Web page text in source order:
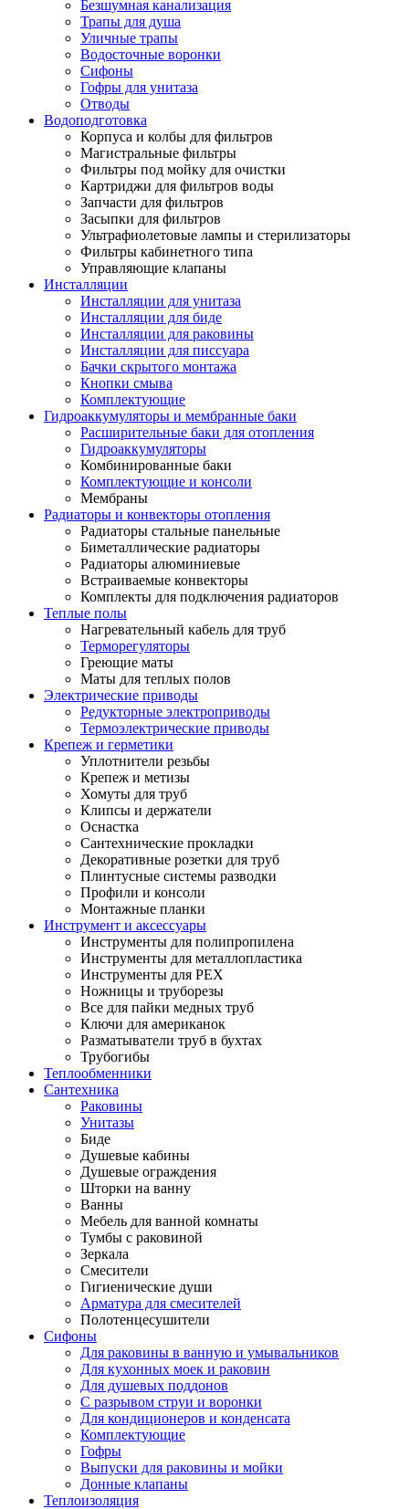
Безшумная канализация
Трапы для душа
Уличные трапы
Водосточные воронки
Сифоны
Гофры для унитаза
Отводы
Водоподготовка
Корпуса и колбы для фильтров
Магистральные фильтры
Фильтры под мойку для очистки
Картриджи для фильтров воды
Запчасти для фильтров
Засыпки для фильтров
Ультрафиолетовые лампы и стерилизаторы
Фильтры кабинетного типа
Управляющие клапаны
Инсталляции
Инсталляции для унитаза
Инсталляции для биде
Инсталляции для раковины
Инсталляции для писсуара
Бачки скрытого монтажа
Кнопки смыва
Комплектующие
Гидроаккумуляторы и мембранные баки
Расширительные баки для отопления
Гидроаккумуляторы
Комбинированные баки
Комплектующие и консоли
Мембраны
Радиаторы и конвекторы отопления
Радиаторы стальные панельные
Биметаллические радиаторы
Радиаторы алюминиевые
Встраиваемые конвекторы
Комплекты для подключения радиаторов
Теплые полы
Нагревательный кабель для труб
Терморегуляторы
Греющие маты
Маты для теплых полов
Электрические приводы
Редукторные электроприводы
Термоэлектрические приводы
Крепеж и герметики
Уплотнители резьбы
Крепеж и метизы
Хомуты для труб
Клипсы и держатели
Оснастка
Сантехнические прокладки
Декоративные розетки для труб
Плинтусные системы разводки
Профили и консоли
Монтажные планки
Инструмент и аксессуары
Инструменты для полипропилена
Инструменты для металлопластика
Инструменты для PEX
Ножницы и труборезы
Все для пайки медных труб
Ключи для американок
Разматыватели труб в бухтах
Трубогибы
Теплообменники
Сантехника
Раковины
Унитазы
Биде
Душевые кабины
Душевые ограждения
Шторки на ванну
Ванны
Мебель для ванной комнаты
Тумбы с раковиной
Зеркала
Смесители
Гигиенические души
Арматура для смесителей
Полотенцесушители
Сифоны
Для раковины в ванную и умывальников
Для кухонных моек и раковин
Для душевых поддонов
С разрывом струи и воронки
Для кондиционеров и конденсата
Комплектующие
Гофры
Выпуски для раковины и мойки
Донные клапаны
Теплоизоляция